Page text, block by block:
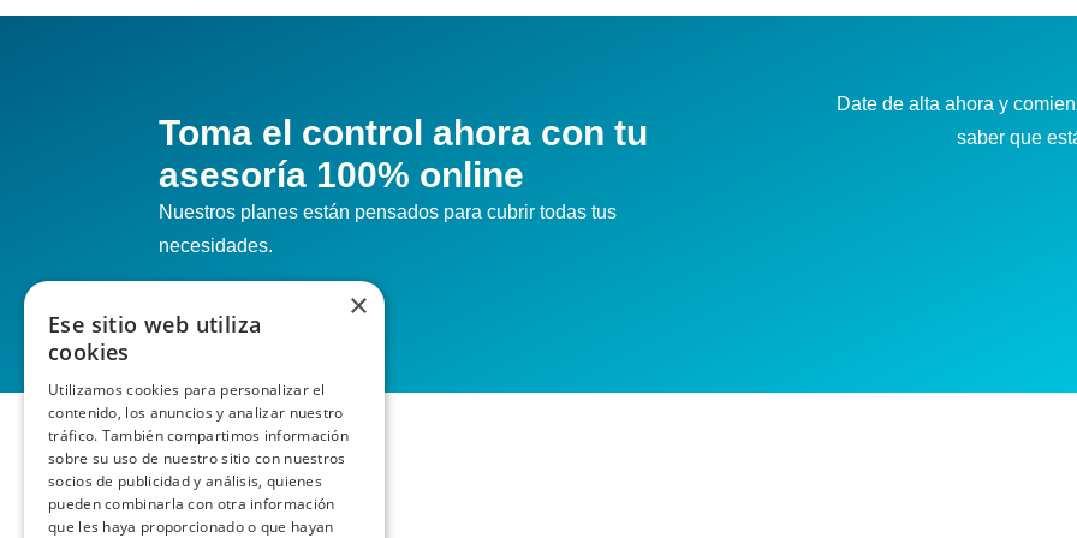
Toma el control ahora con tu
asesoría 100% online
Nuestros planes están pensados para cubrir todas tus
necesidades.
Date de alta ahora y
saber que
×
Ese sitio web utiliza
cookies
Utilizamos cookies para personalizar el
contenido, los anuncios y analizar nuestro
tráfico. También compartimos información
sobre su uso de nuestro sitio con nuestros
socios de publicidad y análisis, quienes
pueden combinarla con otra información
que les haya proporcionado o que hayan